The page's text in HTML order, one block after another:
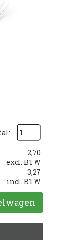
2,70
excl. BTW
3,27
incl. BTW